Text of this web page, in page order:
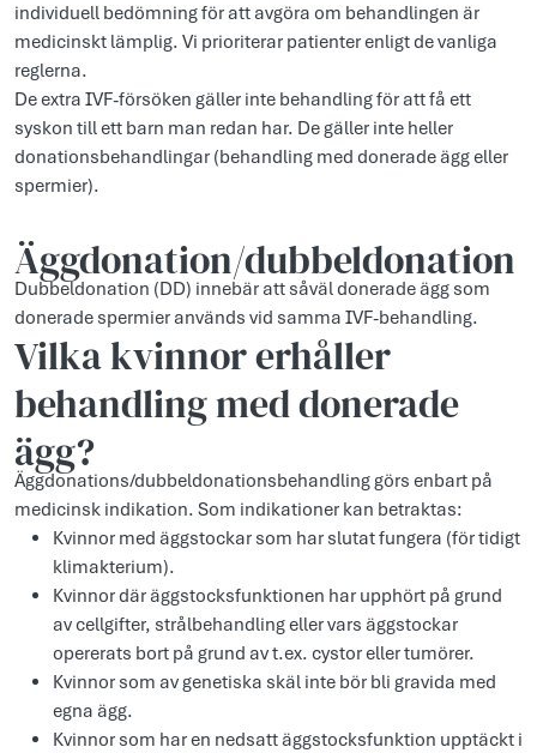
individuell bedömning för att avgöra om behandlingen är
medicinskt lämplig. Vi prioriterar patienter enligt de vanliga
reglerna.
De extra IVF-försöken gäller inte behandling för att få ett
syskon till ett barn man redan har. De gäller inte heller
donationsbehandlingar (behandling med donerade ägg eller
spermier).
Äggdonation/dubbeldonation
Dubbeldonation (DD) innebär att såväl donerade ägg som
donerade spermier används vid samma IVF-behandling.
Vilka kvinnor erhåller
behandling med donerade
ägg?
Äggdonations/dubbeldonationsbehandling görs enbart på
medicinsk indikation. Som indikationer kan betraktas:
Kvinnor med äggstockar som har slutat fungera (för tidigt
klimakterium).
Kvinnor där äggstocksfunktionen har upphört på grund
av cellgifter, strålbehandling eller vars äggstockar
opererats bort på grund av t.ex. cystor eller tumörer.
Kvinnor som av genetiska skäl inte bör bli gravida med
egna ägg.
Kvinnor som har en nedsatt äggstocksfunktion upptäckt i